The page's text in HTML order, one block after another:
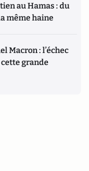
au Hamas : du
même haine
Macron : l’échec
grande